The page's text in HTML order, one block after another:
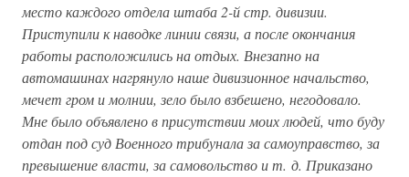
место каждого отдела штаба 2-й стр. дивизии.
Приступили к наводке линии связи, а после окончания
работы расположились на отдых. Внезапно на
автомашинах нагрянуло наше дивизионное начальство,
мечет гром и молнии, зело было взбешено, негодовало.
Мне было объявлено в присутствии моих людей, что буду
отдан под суд Военного трибунала за самоуправство, за
превышение власти, за самовольство и т. д. Приказано